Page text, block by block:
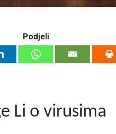
Podjeli
Li o virusima